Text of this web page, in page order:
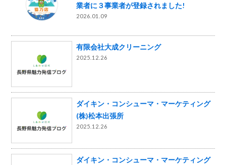
業者に３事業者が登録されました!
2026.01.09
有限会社大成クリーニング
2025.12.26
ダイキン・コンシューマ・マーケティング
(株)松本出張所
2025.12.26
ダイキン・コンシューマ・マーケティング